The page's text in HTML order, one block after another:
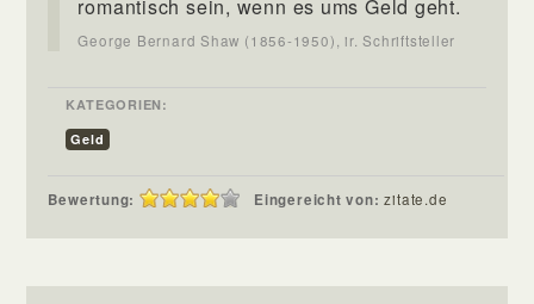
romantisch sein, wenn es ums Geld geht.
George Bernard Shaw (1856-1950), ir. Schriftsteller
KATEGORIEN:
Geld
Bewertung: Eingereicht von:zitate.de